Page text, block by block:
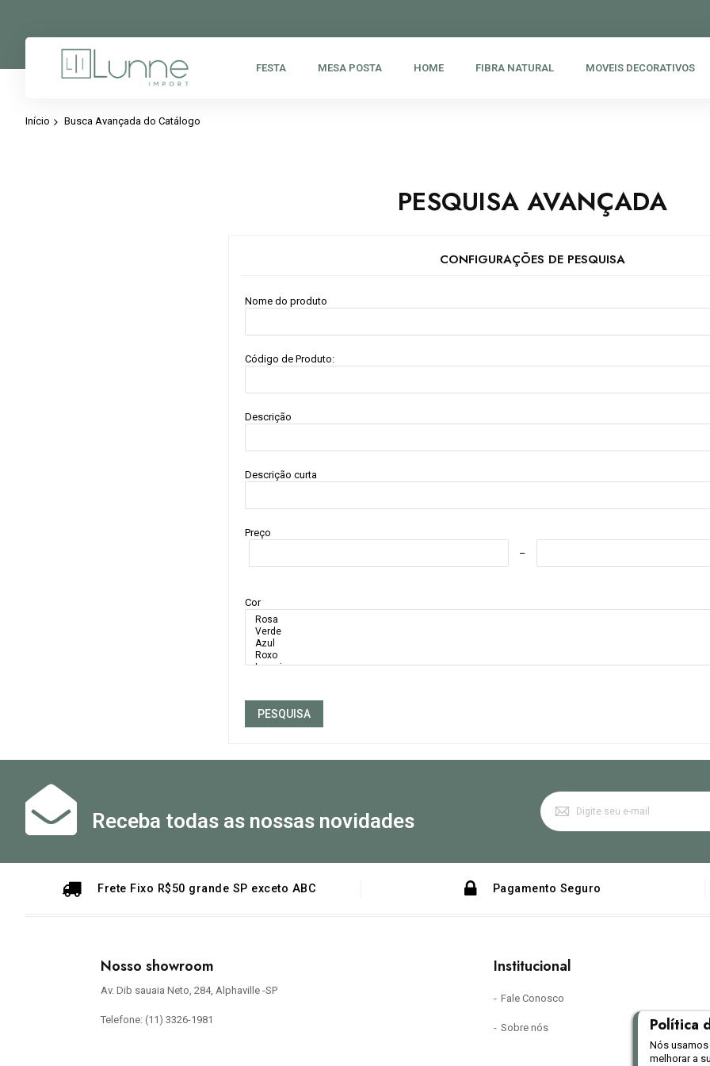
Política
Nós
melhorar a
FESTA MESA POSTA HOME FIBRA NATURAL MOVEIS DECORATIVOS
Início Busca Avançada do Catálogo
PESQUISA AVANÇADA
CONFIGURAÇÕES DE PESQUISA
Nome do produto
Código de Produto:
Descrição
Descrição curta
Preço
Cor
PESQUISA
Receba todas as nossas novidades
Frete Fixo R$50 grande SP exceto ABC Pagamento Seguro
Nosso showroom
Av. Dib sauaia Neto, 284, Alphaville -SP
Telefone: (11) 3326-1981
Institucional
Fale Conosco
Sobre nós